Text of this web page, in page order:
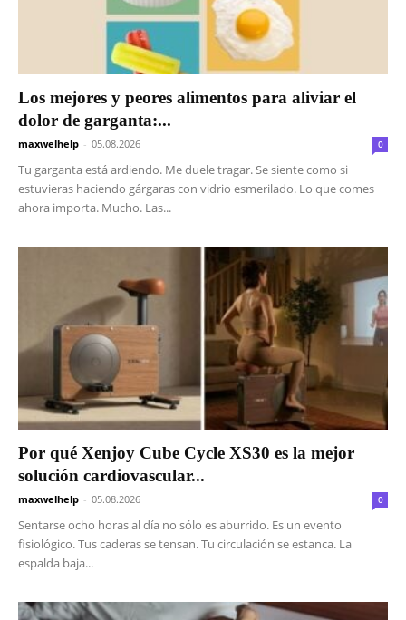
Los mejores y peores alimentos para aliviar el
dolor de garganta:...
maxwelhelp - 05.08.2026 0
Tu garganta está ardiendo. Me duele tragar. Se siente como si
estuvieras haciendo gárgaras con vidrio esmerilado. Lo que comes
ahora importa. Mucho. Las...
Por qué Xenjoy Cube Cycle XS30 es la mejor
solución cardiovascular...
maxwelhelp - 05.08.2026 0
Sentarse ocho horas al día no sólo es aburrido. Es un evento
fisiológico. Tus caderas se tensan. Tu circulación se estanca. La
espalda baja...